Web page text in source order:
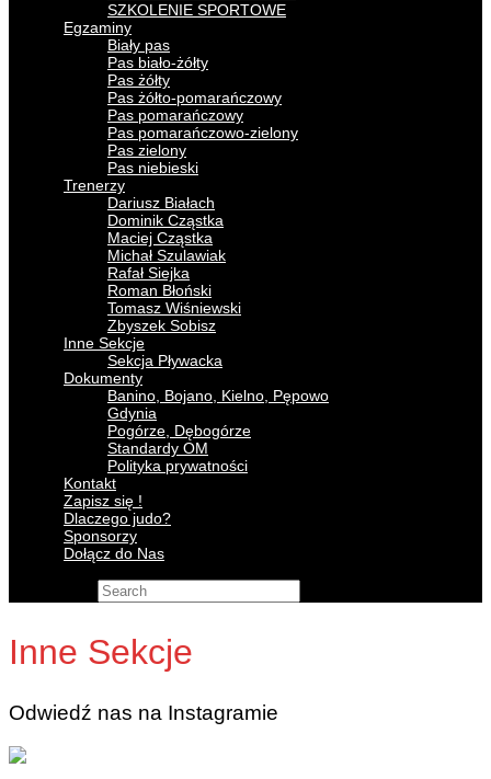
SZKOLENIE SPORTOWE
Egzaminy
Biały pas
Pas biało-żółty
Pas żółty
Pas żółto-pomarańczowy
Pas pomarańczowy
Pas pomarańczowo-zielony
Pas zielony
Pas niebieski
Trenerzy
Dariusz Białach
Dominik Cząstka
Maciej Cząstka
Michał Szulawiak
Rafał Siejka
Roman Błoński
Tomasz Wiśniewski
Zbyszek Sobisz
Inne Sekcje
Sekcja Pływacka
Dokumenty
Banino, Bojano, Kielno, Pępowo
Gdynia
Pogórze, Dębogórze
Standardy OM
Polityka prywatności
Kontakt
Zapisz się !
Dlaczego judo?
Sponsorzy
Dołącz do Nas
Inne Sekcje
Odwiedź nas na Instagramie